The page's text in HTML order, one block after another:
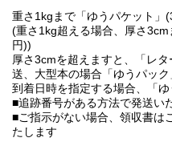
重さ1kgまで「ゆうパケット」
(重さ1kg超える場合、厚さ
円))
厚さ3cmを超えますと、「レ
送、大型本の場合「ゆうパック
到着日時を指定する場合、「ゆ
■追跡番号がある方法で発送い
■ご指示がない場合、領収書は
たします